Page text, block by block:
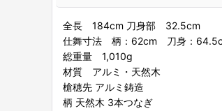
全長 184cm 刀身部 32.5cm
仕舞寸法 柄：62cm 刀身：
総重量 1,010g
材質 アルミ・天然木
槍穂先 アルミ鋳造
柄 天然木 3本つなぎ